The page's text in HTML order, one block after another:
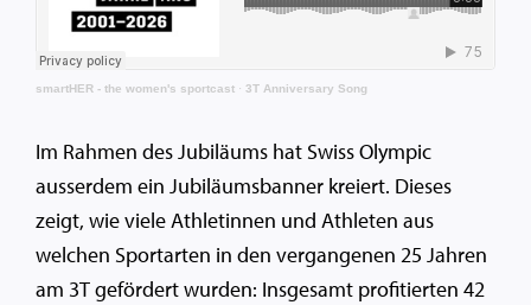
smartHER - the women's sportcast · 3T Anniversary Song
Im Rahmen des Jubiläums hat Swiss Olympic
ausserdem ein Jubiläumsbanner kreiert. Dieses
zeigt, wie viele Athletinnen und Athleten aus
welchen Sportarten in den vergangenen 25 Jahren
am 3T gefördert wurden: Insgesamt profitierten 42